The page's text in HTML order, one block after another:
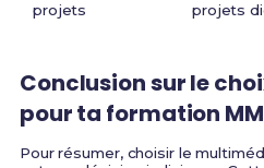
projets
projets
Conclusion sur le
pour ta formation
Pour résumer, choisir le